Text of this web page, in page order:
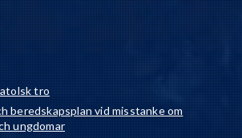
tro
beredskapsplan vid misstanke om
ungdomar